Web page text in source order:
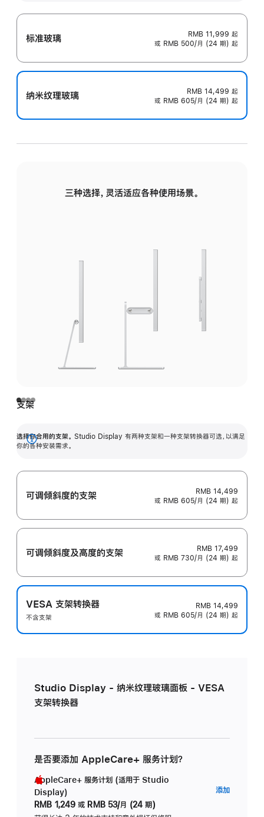
标准玻璃 RMB 11,999 起
或 RMB 500/月 (24 期) 起
纳米纹理玻璃 RMB 14,499 起
或 RMB 605/月 (24 期) 起
三种选择，灵活适应各种使用场景。
支架
选择你合用的支架。 Studio Display 有两种支架和一种支架转换器可选，以满足
你的各种安装需求。
展
可调倾斜度的支架
RMB 14,499
或 RMB 605/月 (24 期) 起
可调倾斜度及高‍度的支‍架
RMB 17,499
或 RMB 730/月 (24 期) 起
VESA 支架转换器
不含支架
RMB 14,499
或 RMB 605/月 (24 期) 起
Studio Display - 纳米纹理玻璃面板 - VESA
支架转换器
是否要添加 AppleCare+ 服务计划？
AppleCare+ 服务计划 (适用于 Studio
Display)
RMB 1,249 或 RMB 53/月 (24 期)
添加